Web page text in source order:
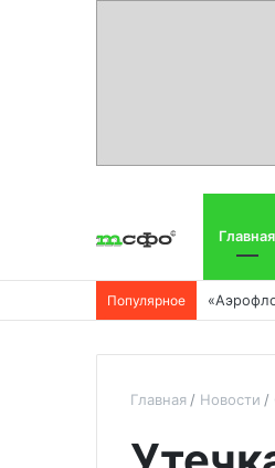
Главная
Популярное
Главная Новости